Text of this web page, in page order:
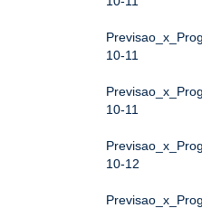
10-11
10-11
10-12